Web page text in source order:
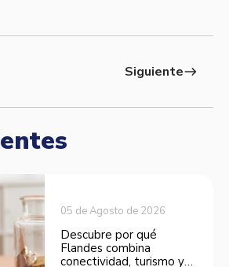
Siguienteeast
05 de Agosto de 2026
Descubre por qué
Flandes combina
conectividad, turismo y